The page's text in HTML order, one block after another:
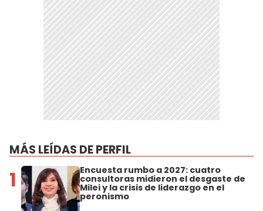
MÁS LEÍDAS DE PERFIL
1 Encuesta rumbo a 2027: cuatro
consultoras midieron el desgaste de
Milei y la crisis de liderazgo en el
peronismo